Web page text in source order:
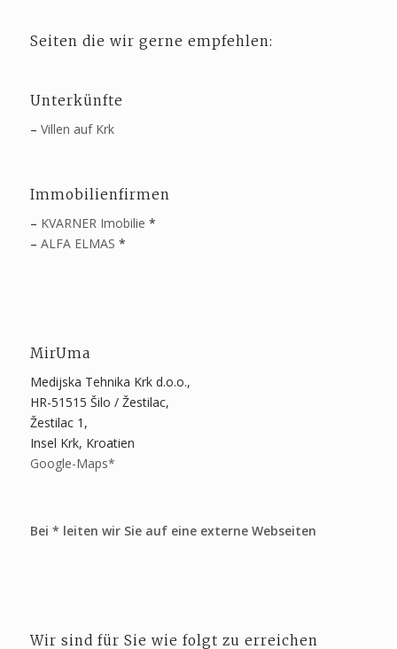
Seiten die wir gerne empfehlen:
Unterkünfte
– Villen auf Krk
Immobilienfirmen
– KVARNER Imobilie *
– ALFA ELMAS *
MirUma
Medijska Tehnika Krk d.o.o.,
HR-51515 Šilo / Žestilac,
Žestilac 1,
Insel Krk, Kroatien
Google-Maps*
Bei * leiten wir Sie auf eine externe Webseiten
Wir sind für Sie wie folgt zu erreichen